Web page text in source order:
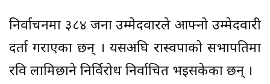
निर्वाचनमा ३८४ जना उम्मेदवारले आफ्नो उम्मेदवारी
दर्ता गराएका छन् । यसअघि रास्वपाको सभापतिमा
रवि लामिछाने निर्विरोध निर्वाचित भइसकेका छन् ।